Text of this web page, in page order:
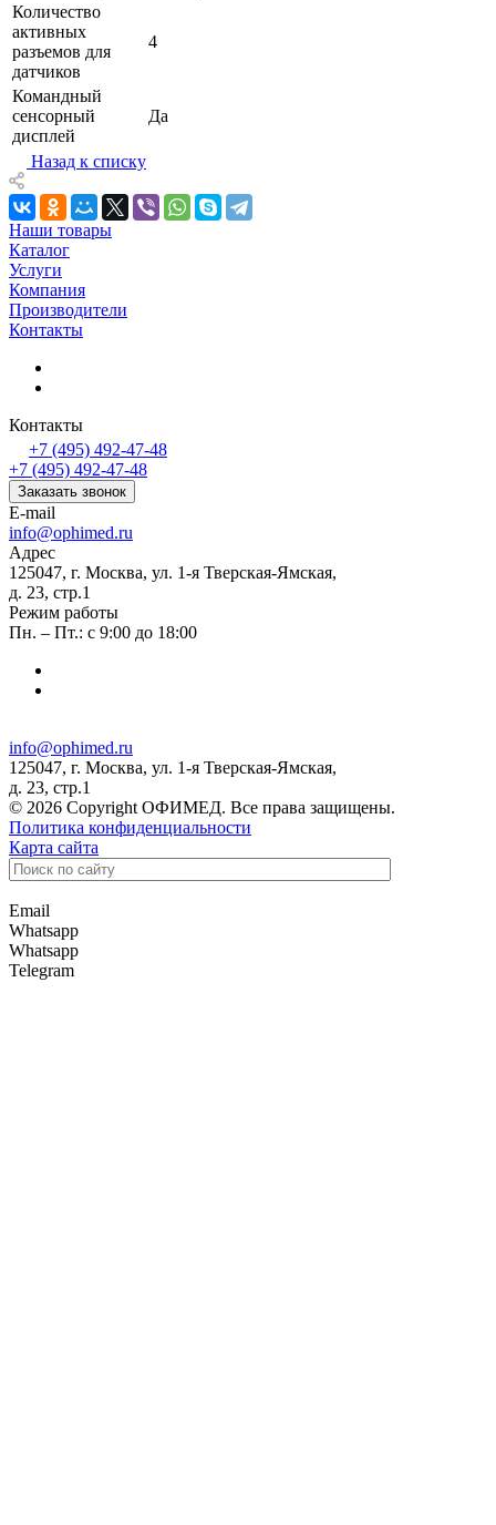
Количество
активных
разъемов для
датчиков
4
Командный
сенсорный
дисплей
Да
Назад к списку
Наши товары
Каталог
Услуги
Компания
Производители
Контакты
Контакты
+7 (495) 492-47-48
+7 (495) 492-47-48
Заказать звонок
E-mail
info@ophimed.ru
Адрес
125047, г. Москва, ул. 1-я Тверская-Ямская,
д. 23, стр.1
Режим работы
Пн. – Пт.: с 9:00 до 18:00
info@ophimed.ru
125047, г. Москва, ул. 1-я Тверская-Ямская,
д. 23, стр.1
© 2026 Copyright ОФИМЕД. Все права защищены.
Политика конфиденциальности
Карта сайта
Email
Whatsapp
Whatsapp
Telegram